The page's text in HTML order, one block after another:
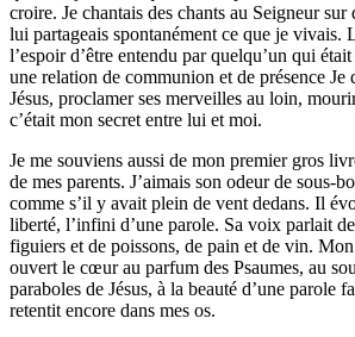
croire. Je chantais des chants au Seigneur sur
lui partageais spontanément ce que je vivais.
l’espoir d’être entendu par quelqu’un qui
une relation de communion et de présence Je
Jésus, proclamer ses merveilles au loin,
c’était mon secret entre lui et moi.
Je me souviens aussi de mon premier gros
de mes parents. J’aimais son odeur de sous-
comme s’il y avait plein de vent dedans. Il
liberté, l’infini d’une parole. Sa voix parlait
figuiers et de poissons, de pain et de vin.
ouvert le cœur au parfum des Psaumes, au
paraboles de Jésus, à la beauté d’une parole
retentit encore dans mes os.